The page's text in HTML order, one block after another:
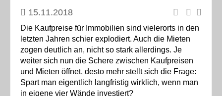
15.11.2018
Die Kaufpreise für Immobilien sind vielerorts in den
letzten Jahren schier explodiert. Auch die Mieten
zogen deutlich an, nicht so stark allerdings. Je
weiter sich nun die Schere zwischen Kaufpreisen
und Mieten öffnet, desto mehr stellt sich die Frage:
Spart man eigentlich langfristig wirklich, wenn man
in eigene vier Wände investiert?